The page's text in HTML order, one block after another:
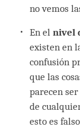
no vemos
En elnivel
existen en
confusión
que las
parecen
de
esto es